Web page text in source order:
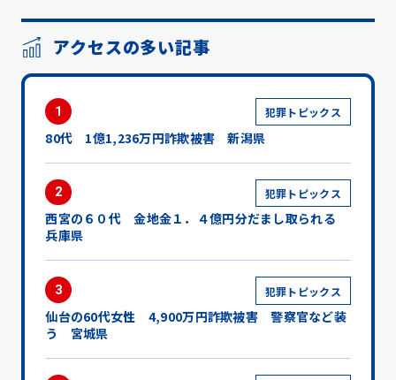
アクセスの多い記事
1 犯罪トピックス
80代 1億1,236万円詐欺被害 新潟県
2 犯罪トピックス
西宮の６０代 金地金１．４億円分だまし取られる
兵庫県
3 犯罪トピックス
仙台の60代女性 4,900万円詐欺被害 警察官など装
う 宮城県